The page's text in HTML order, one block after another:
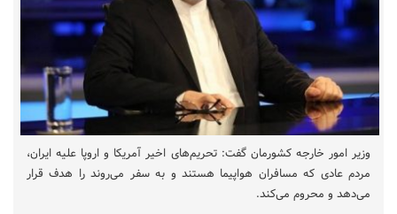
وزیر امور خارجه کشورمان گفت: تحریم‌های اخیر آمریکا و اروپا علیه ایران،
مردم عادی که مسافران هواپیما هستند و به سفر می‌روند را هدف قرار
می‌دهد و محروم می‌کند.